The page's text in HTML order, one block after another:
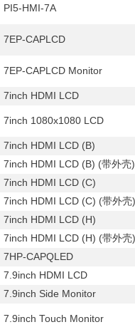
PI5-HMI-7A
7EP-CAPLCD
7EP-CAPLCD Monitor
7inch HDMI LCD
7inch 1080x1080 LCD
7inch HDMI LCD (B)
7inch HDMI LCD (B) (带外壳)
7inch HDMI LCD (C)
7inch HDMI LCD (C) (带外壳)
7inch HDMI LCD (H)
7inch HDMI LCD (H) (带外壳)
7HP-CAPQLED
7.9inch HDMI LCD
7.9inch Side Monitor
7.9inch Touch Monitor